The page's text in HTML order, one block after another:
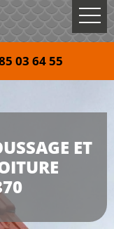
03 64 55
ET